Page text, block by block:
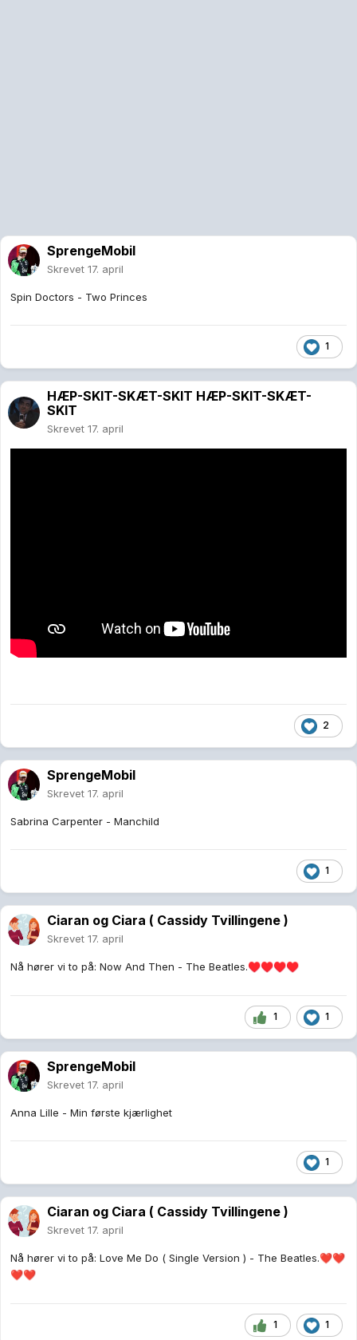
SprengeMobil
Skrevet 17. april
Spin Doctors - Two Princes
1
HÆP-SKIT-SKÆT-SKIT HÆP-SKIT-SKÆT-
SKIT
Skrevet 17. april
2
SprengeMobil
Skrevet 17. april
Sabrina Carpenter - Manchild
1
Ciaran og Ciara ( Cassidy Tvillingene )
Skrevet 17. april
Nå hører vi to på: Now And Then - The Beatles.♥️♥️♥️♥️
1 1
SprengeMobil
Skrevet 17. april
Anna Lille - Min første kjærlighet
1
Ciaran og Ciara ( Cassidy Tvillingene )
Skrevet 17. april
Nå hører vi to på: Love Me Do ( Single Version ) - The Beatles.❤️❤️
❤️❤️
1 1